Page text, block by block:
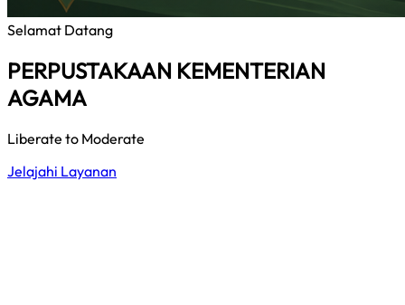
Selamat Datang
PERPUSTAKAAN KEMENTERIAN
AGAMA
Liberate to Moderate
Jelajahi Layanan